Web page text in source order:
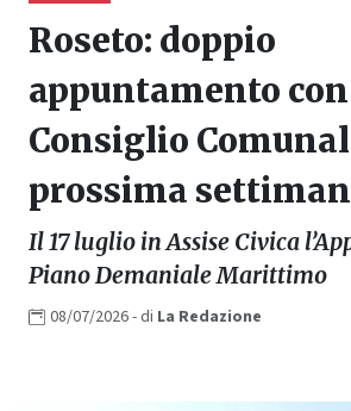
Roseto: doppio
appuntamento
Consiglio
prossima
Il 17 luglio in Assise Civica
Piano Demaniale Marittimo
08/07/2026- di La Redazione